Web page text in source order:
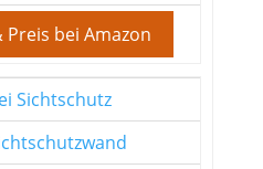
bei Amazon